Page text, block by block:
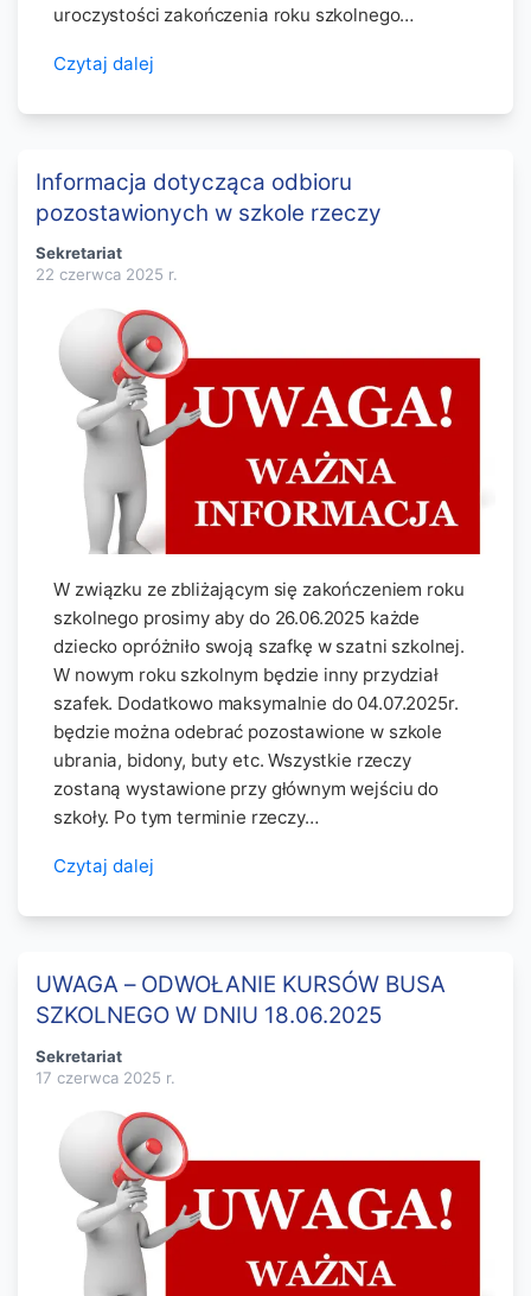
uroczystości zakończenia roku szkolnego…
Czytaj dalej
Informacja dotycząca odbioru
pozostawionych w szkole rzeczy
Sekretariat
22 czerwca 2025 r.
W związku ze zbliżającym się zakończeniem roku
szkolnego prosimy aby do 26.06.2025 każde
dziecko opróżniło swoją szafkę w szatni szkolnej.
W nowym roku szkolnym będzie inny przydział
szafek. Dodatkowo maksymalnie do 04.07.2025r.
będzie można odebrać pozostawione w szkole
ubrania, bidony, buty etc. Wszystkie rzeczy
zostaną wystawione przy głównym wejściu do
szkoły. Po tym terminie rzeczy…
Czytaj dalej
UWAGA – ODWOŁANIE KURSÓW BUSA
SZKOLNEGO W DNIU 18.06.2025
Sekretariat
17 czerwca 2025 r.